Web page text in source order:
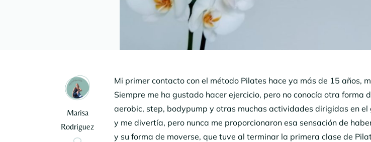
Marisa
Rodriguez
Mi primer contacto con el método Pilates hace ya más de 15 años,
Siempre me ha gustado hacer ejercicio, pero no conocía otra forma
aerobic, step, bodypump y otras muchas actividades dirigidas en el
y me divertía, pero nunca me proporcionaron esa sensación de
y su forma de moverse, que tuve al terminar la primera clase de